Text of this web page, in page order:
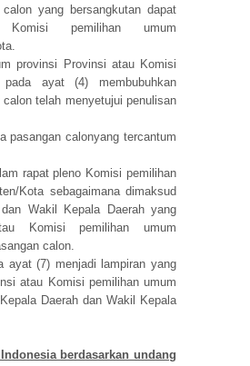
yang bersangkutan dapat
pemilihan umum
provinsi Provinsi atau Komisi
pada ayat (4) membubuhkan
telah menyetujui penulisan
pasangan calonyang tercantum
rapat pleno Komisi pemilihan
Kota sebagaimana dimaksud
Wakil Kepala Daerah yang
Komisi pemilihan umum
calon.
ayat (7) menjadi lampiran yang
atau Komisi pemilihan umum
Daerah dan Wakil Kepala
berdasarkan undang